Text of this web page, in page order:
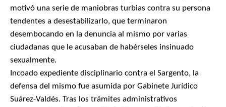
motivó una serie de maniobras turbias contra su persona
tendentes a desestabilizarlo, que terminaron
desembocando en la denuncia al mismo por varias
ciudadanas que le acusaban de habérseles insinuado
sexualmente.
Incoado expediente disciplinario contra el Sargento, la
defensa del mismo fue asumida por Gabinete Jurídico
Suárez-Valdés. Tras los trámites administrativos